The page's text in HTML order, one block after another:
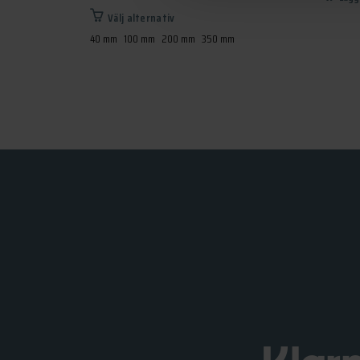
Välj alternativ
här
40 mm 100 mm 200 mm 350 mm